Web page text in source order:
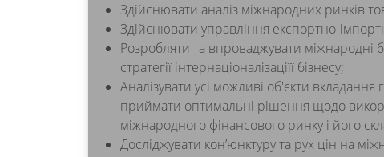
Здійснювати аналіз міжнародних ринків
Здійснювати управління експортно-
Розробляти та впроваджувати міжнародні
стратегії інтернаціоналізаціїї бізнесу;
Аналізувати усі можливі об'єкти
приймати оптимальні рішення щодо
міжнародного фінансового ринку і його
Досліджувати кон’юнктуру та рух цін на